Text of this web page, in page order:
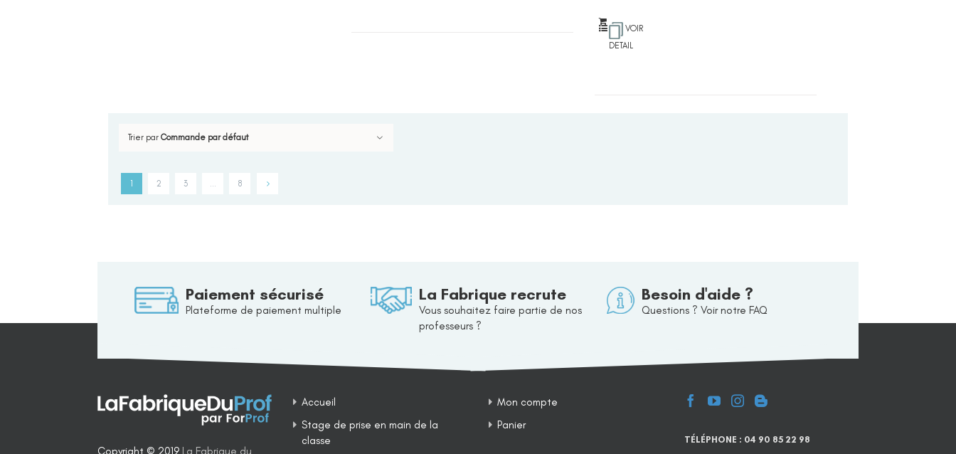
VOIR
DETAIL
Trier par Commande par défaut
1 2 3 … 8
Paiement sécurisé
Plateforme de paiement multiple
La Fabrique recrute
Vous souhaitez faire partie de nos
professeurs ?
Besoin d'aide ?
Questions ? Voir notre FAQ
Copyright © 2019 La Fabrique du
Accueil
Stage de prise en main de la
classe
Mon compte
Panier
TÉLÉPHONE : 04 90 85 22 98